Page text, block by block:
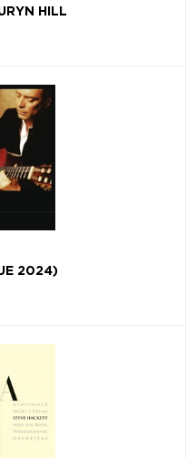
HILL
2024)